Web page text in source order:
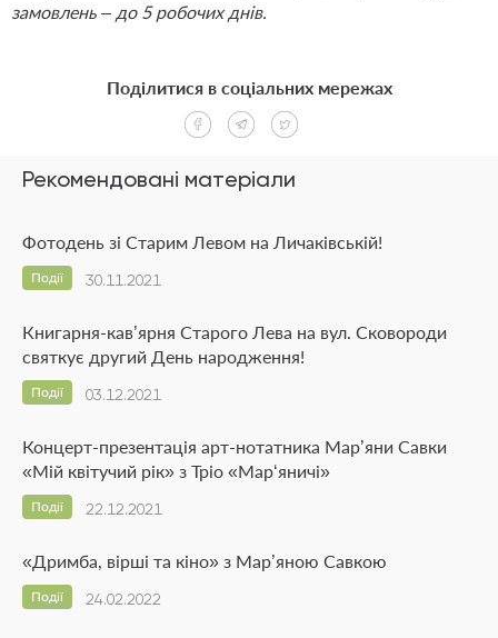
замовлень – до 5 робочих днів.
Рекомендовані матеріали
Фотодень зі Старим Левом на Личаківській!
30.11.2021
Події
Книгарня-кав’ярня Старого Лева на вул. Сковороди
святкує другий День народження!
03.12.2021
Події
Концерт-презентація арт-нотатника Мар’яни Савки
«Мій квітучий рік» з Тріо «Мар‘яничі»
22.12.2021
Події
«Дримба, вірші та кіно» з Мар’яною Савкою
24.02.2022
Події
Поділитися в соціальних мережах